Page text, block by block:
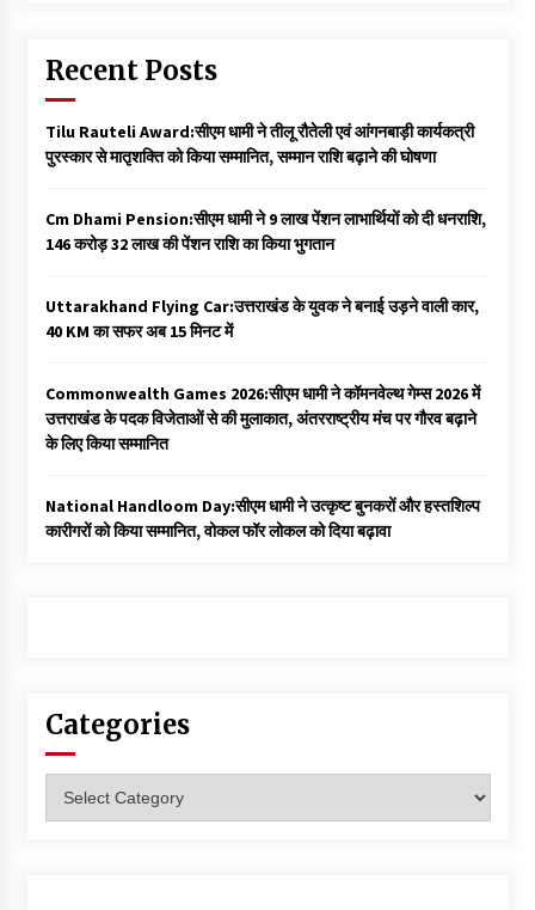
Recent Posts
Tilu Rauteli Award:सीएम धामी ने तीलू रौतेली एवं आंगनबाड़ी कार्यकत्री
पुरस्कार से मातृशक्ति को किया सम्मानित, सम्मान राशि बढ़ाने की घोषणा
Cm Dhami Pension:सीएम धामी ने 9 लाख पेंशन लाभार्थियों को दी धनराशि, ₹
146 करोड़ 32 लाख की पेंशन राशि का किया भुगतान
Uttarakhand Flying Car:उत्तराखंड के युवक ने बनाई उड़ने वाली कार,
40 KM का सफर अब 15 मिनट में
Commonwealth Games 2026:सीएम धामी ने कॉमनवेल्थ गेम्स 2026 में
उत्तराखंड के पदक विजेताओं से की मुलाकात, अंतरराष्ट्रीय मंच पर गौरव बढ़ाने
के लिए किया सम्मानित
National Handloom Day:सीएम धामी ने उत्कृष्ट बुनकरों और हस्तशिल्प
कारीगरों को किया सम्मानित, वोकल फॉर लोकल को दिया बढ़ावा
Categories